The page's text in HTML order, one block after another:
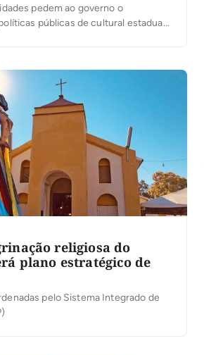
pedem ao governo o
públicas de cultural estadual
das políticas pública no […]
religiosa do
plano estratégico de
pelo Sistema Integrado de